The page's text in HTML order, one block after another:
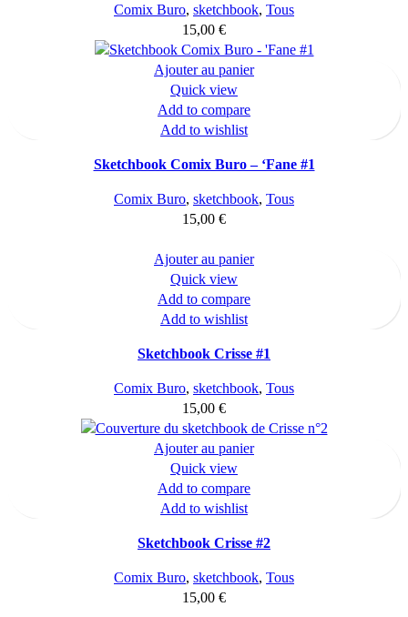
Comix Buro, sketchbook, Tous
15,00 €
Ajouter au panier
Quick view
Add to compare
Add to wishlist
Sketchbook Comix Buro – ‘Fane #1
Comix Buro, sketchbook, Tous
15,00 €
Ajouter au panier
Quick view
Add to compare
Add to wishlist
Sketchbook Crisse #1
Comix Buro, sketchbook, Tous
15,00 €
Ajouter au panier
Quick view
Add to compare
Add to wishlist
Sketchbook Crisse #2
Comix Buro, sketchbook, Tous
15,00 €